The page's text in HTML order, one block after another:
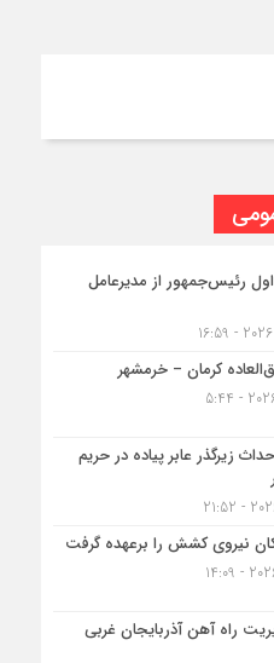
رئیس‌جمهور از مدیرعامل
کرمان – خرمشهر
زیرگذر عابر پیاده در حریم
نیروی کشش را برعهده گرفت
راه آهن آذربایجان غربی